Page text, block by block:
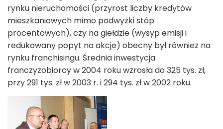
rynku nieruchomości (przyrost liczby kredytów
mieszkaniowych mimo podwyżki stóp
procentowych), czy na giełdzie (wysyp emisji i
redukowany popyt na akcje) obecny był również na
rynku franchisingu. Średnia inwestycja
franczyzobiorcy w 2004 roku wzrosła do 325 tys. zł,
przy 291 tys. zł w 2003 r. i 294 tys. zł w 2002 roku.